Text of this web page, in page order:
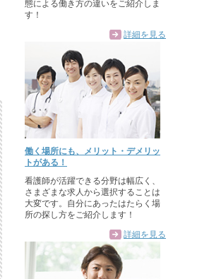
態による働き方の違いをご紹介しま
す！
詳細を見る
働く場所にも、メリット・デメリッ
トがある！
看護師が活躍できる分野は幅広く、
さまざまな求人から選択することは
大変です。自分にあったはたらく場
所の探し方をご紹介します！
詳細を見る